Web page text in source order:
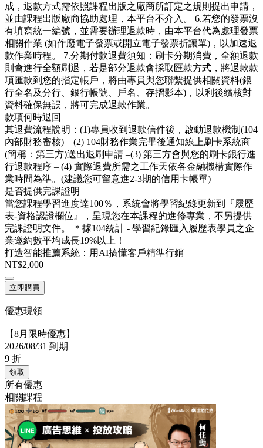
成，退款方式需依照課程出版之廠商所訂定之規則提出申請，
並由課程出版廠商協助處理，本平台不介入。 6.若您的發票沒
有填寫統一編號，並需要辦理退款時，由本平台代為處理發票
相關作業 (如作廢電子發票或開立電子發票折讓單)，以加速退
款作業時程。 7.分期付款退費須知：刷卡分期消費，全額退款
則會進行全額刷退，若是部分退款會採取匯款方式，將退款款
項匯款到您的指定帳戶，將由專員與您聯繫提供相關資料(銀
行全名及分行、銀行帳號、戶名、存摺影本)，以利後續核對
資料確保無誤，將可完成退款作業。
款項何時退回
其退費流程說明：(1)專員收到退款信件後，啟動退款機制(104
內部財務審核) – (2) 104財務作業完畢後通知線上刷卡系統商
(簡稱：第三方)送出退刷申請 –(3) 第三方會與您的刷卡銀行進
行退款程序 – (4) 實際退費所需之工作天依各金融機構實際作
業時間為準。(建議您可留意進2-3期的信用卡帳單)
是否提供完課證明
當您課程學習進度達100％，系統會將學習紀錄更新到『履歷
表-資格認證欄位』，呈現您在本課程的進修專業，不另提供
完課證明文件。 ＊據104統計 - 學習紀錄匯入履歷表學員之企
業邀約數平均成長19%以上！
打造智能推薦系統：用AI搞懂客戶精準行銷
NT$2,000
立即購買
優惠現領
【8月限時優惠】
2026/08/31 到期
9 折
領取
所有優惠
相關課程